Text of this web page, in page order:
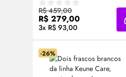
R$ 459,00
R$ 279,00
3x R$ 93,00
Compre Agora ❯
-26%